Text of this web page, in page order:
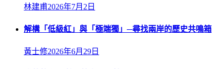
林建甫2026年7月2日
解構「低級紅」與「極端獨」─尋找兩岸的歷史共鳴箱
黃士修2026年6月29日